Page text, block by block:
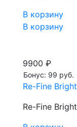
В корзину
В корзину
9900 ₽
Бонус: 99 руб.
Re-Fine
Re-Fine